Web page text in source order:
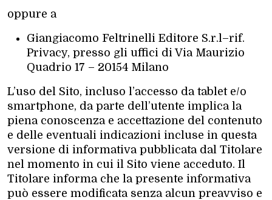
oppure a
Giangiacomo Feltrinelli Editore S.r.l–rif.
Privacy, presso gli uffici di Via Maurizio
Quadrio 17 – 20154 Milano
L’uso del Sito, incluso l’accesso da tablet e/o
smartphone, da parte dell’utente implica la
piena conoscenza e accettazione del contenuto
e delle eventuali indicazioni incluse in questa
versione di informativa pubblicata dal Titolare
nel momento in cui il Sito viene acceduto. Il
Titolare informa che la presente informativa
può essere modificata senza alcun preavviso e